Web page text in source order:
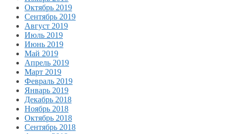
Октябрь 2019
Сентябрь 2019
Август 2019
Июль 2019
Июнь 2019
Май 2019
Апрель 2019
Март 2019
Февраль 2019
Январь 2019
Декабрь 2018
Ноябрь 2018
Октябрь 2018
Сентябрь 2018